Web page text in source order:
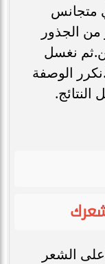
متجانس
الجذور
نغسل
الوصفة
على الشعر